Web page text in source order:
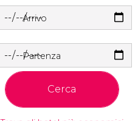
Arrivo
Partenza
Cerca